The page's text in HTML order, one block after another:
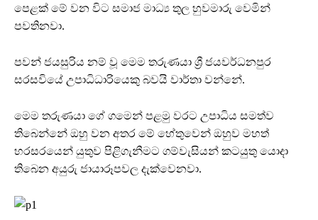
පෙළක් මේ වන විට සමාජ මාධ්‍ය තුල හුවමාරු වෙමින්
පවතිනවා.
පවන් ජයසුරිය නම් වූ මෙම තරුණයා ශ්‍රී ජයවර්ධනපුර
සරසවියේ උපාධිධාරියෙකු බවයි වාර්තා වන්නේ.
මෙම තරුණයා ගේ ගමෙන් පළමු වරට උපාධිය සමත්ව
තිබෙන්නේ ඔහු වන අතර මේ හේතුවෙන් ඔහුව මහත්
හරසරයෙන් යුතුව පිළිගැනීමට ගම්වැසියන් කටයුතු යොදා
තිබෙන අයුරු ජායාරූපවල දැක්වෙනවා.